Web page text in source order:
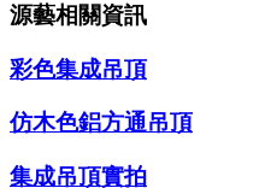
源藝相關資訊
彩色集成吊頂
仿木色鋁方通吊頂
集成吊頂實拍